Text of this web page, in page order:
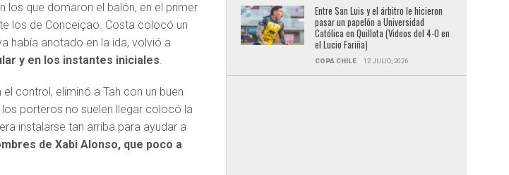
los que domaron el balón, en el primer
los de Conceiçao. Costa colocó un
había anotado en la ida, volvió a
y en los instantes iniciales.
control, eliminó a Tah con un buen
porteros no suelen llegar colocó la
instalarse tan arriba para ayudar a
de Xabi Alonso, que poco a
Entre San Luis y el árbitro le hicieron
pasar un papelón a Universidad
Católica en Quillota (Videos del 4-0 en
el Lucio Fariña)
COPA CHILE 12 JULIO, 2026